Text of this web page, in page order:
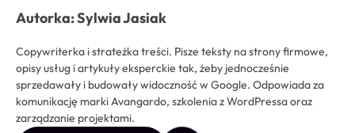
Autorka: Sylwia Jasiak
Copywriterka i strateżka treści. Pisze teksty na strony firmowe,
opisy usług i artykuły eksperckie tak, żeby jednocześnie
sprzedawały i budowały widoczność w Google. Odpowiada za
komunikację marki Avangardo, szkolenia z WordPressa oraz
zarządzanie projektami.